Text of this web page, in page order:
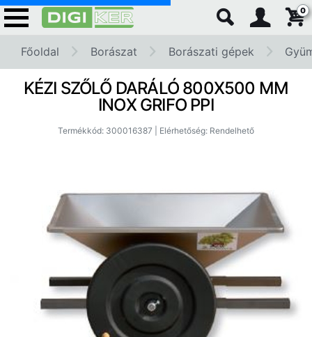
0
Főoldal Borászat Borászati gépek
KÉZI SZŐLŐ DARÁLÓ 800X500 MM
INOX GRIFO PPI
Termékkód: 300016387 | Elérhetőség: Rendelhető